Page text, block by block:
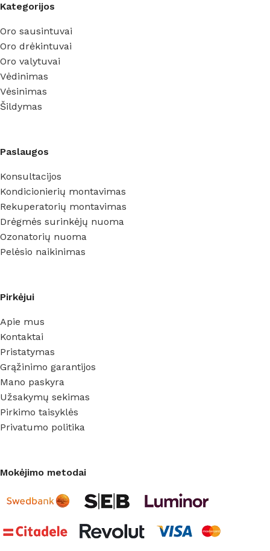
Kategorijos
Oro sausintuvai
Oro drėkintuvai
Oro valytuvai
Vėdinimas
Vėsinimas
Šildymas
Paslaugos
Konsultacijos
Kondicionierių montavimas
Rekuperatorių montavimas
Drėgmės surinkėjų nuoma
Ozonatorių nuoma
Pelėsio naikinimas
Pirkėjui
Apie mus
Kontaktai
Pristatymas
Grąžinimo garantijos
Mano paskyra
Užsakymų sekimas
Pirkimo taisyklės
Privatumo politika
Mokėjimo metodai